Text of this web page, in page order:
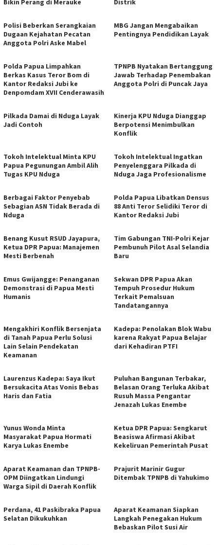
Bikin Perang di Merauke Distrik
Polisi Beberkan Serangkaian
Dugaan Kejahatan Pecatan
Anggota Polri Aske Mabel
MBG Jangan Mengabaikan
Pentingnya Pendidikan Layak
Polda Papua Limpahkan
Berkas Kasus Teror Bom di
Kantor Redaksi Jubi ke
Denpomdam XVII Cenderawasih
TPNPB Nyatakan Bertanggung
Jawab Terhadap Penembakan
Anggota Polri di Puncak Jaya
Pilkada Damai di Nduga Layak
Jadi Contoh
Kinerja KPU Nduga Dianggap
Berpotensi Menimbulkan
Konflik
Tokoh Intelektual Minta KPU
Papua Pegunungan Ambil Alih
Tugas KPU Nduga
Tokoh Intelektual Ingatkan
Penyelenggara Pilkada di
Nduga Jaga Profesionalisme
Berbagai Faktor Penyebab
Sebagian ASN Tidak Berada di
Nduga
Polda Papua Libatkan Densus
88 Anti Teror Selidiki Teror di
Kantor Redaksi Jubi
Benang Kusut RSUD Jayapura,
Ketua DPR Papua: Manajemen
Mesti Berbenah
Tim Gabungan TNI-Polri Kejar
Pembunuh Pilot Asal Selandia
Baru
Emus Gwijangge: Penanganan
Demonstrasi di Papua Mesti
Humanis
Sekwan DPR Papua Akan
Tempuh Prosedur Hukum
Terkait Pemalsuan
Tandatangannya
Mengakhiri Konflik Bersenjata
di Tanah Papua Perlu Solusi
Lain Selain Pendekatan
Keamanan
Kadepa: Penolakan Blok Wabu
karena Rakyat Papua Belajar
dari Kehadiran PTFI
Laurenzus Kadepa: Saya Ikut
Bersukacita Atas Vonis Bebas
Haris dan Fatia
Puluhan Bangunan Terbakar,
Belasan Orang Terluka Akibat
Rusuh Massa Pengantar
Jenazah Lukas Enembe
Yunus Wonda Minta
Masyarakat Papua Hormati
Karya Lukas Enembe
Ketua DPR Papua: Sengkarut
Beasiswa Afirmasi Akibat
Kekeliruan Pemerintah Pusat
Aparat Keamanan dan TPNPB-
OPM Diingatkan Lindungi
Warga Sipil di Daerah Konflik
Prajurit Marinir Gugur
Ditembak TPNPB di Yahukimo
Perdana, 41 Paskibraka Papua
Selatan Dikukuhkan
Aparat Keamanan Siapkan
Langkah Penegakan Hukum
Bebaskan Pilot Susi Air